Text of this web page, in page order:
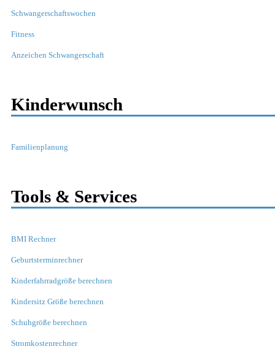
Schwangerschaftswochen
Fitness
Anzeichen Schwangerschaft
Kinderwunsch
Familienplanung
Tools & Services
BMI Rechner
Geburtsterminrechner
Kinderfahrradgröße berechnen
Kindersitz Größe berechnen
Schuhgröße berechnen
Stromkostenrechner